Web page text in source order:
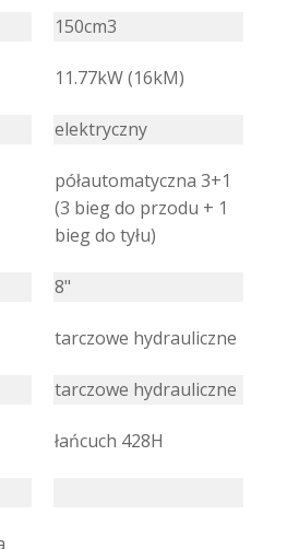
150cm3
11.77kW (16kM)
elektryczny
półautomatyczna 3+1
(3 bieg do przodu + 1
bieg do tyłu)
8"
tarczowe hydrauliczne
tarczowe hydrauliczne
łańcuch 428H